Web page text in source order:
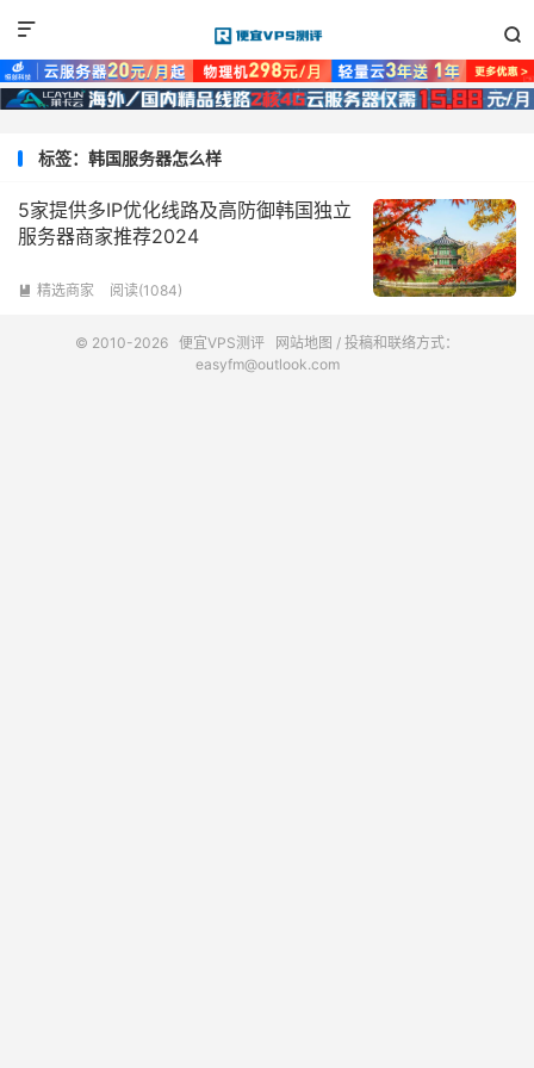


标签：韩国服务器怎么样
5家提供多IP优化线路及高防御韩国独立
服务器商家推荐2024
 精选商家 阅读(1084)
© 2010-2026 便宜VPS测评 网站地图 / 投稿和联络方式：
easyfm@outlook.com